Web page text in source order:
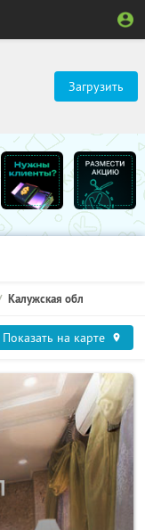
Загрузить
Калужская обл
Показать на карте